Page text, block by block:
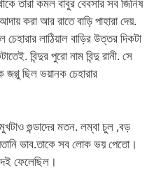
করা আর রাতে বাড়ি পাহারা দেয়.
লাঠিয়াল বাড়ির উত্তর দিকটা
বিন্দুর পুরো নাম বিন্দু রানী. সে
ছিল ভয়ানক চেহারার
গুন্ডাদের মতন. লম্বা চুল ,বড়
ভাব.তাকে সব লোক ভয় পেতো।
ফেলেছিল।